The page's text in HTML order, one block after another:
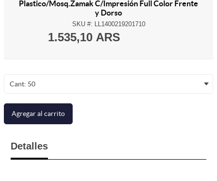
Plastico/Mosq.Zamak C/Impresión Full Color Frente
y Dorso
SKU #: LL1400219201710
1.535,10 ARS
Cant: 50
Agregar al carrito
Detalles